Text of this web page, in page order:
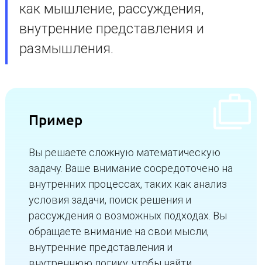
как мышление, рассуждения,
внутренние представления и
размышления.
Пример
Вы решаете сложную математическую
задачу. Ваше внимание сосредоточено на
внутренних процессах, таких как анализ
условия задачи, поиск решения и
рассуждения о возможных подходах. Вы
обращаете внимание на свои мысли,
внутренние представления и